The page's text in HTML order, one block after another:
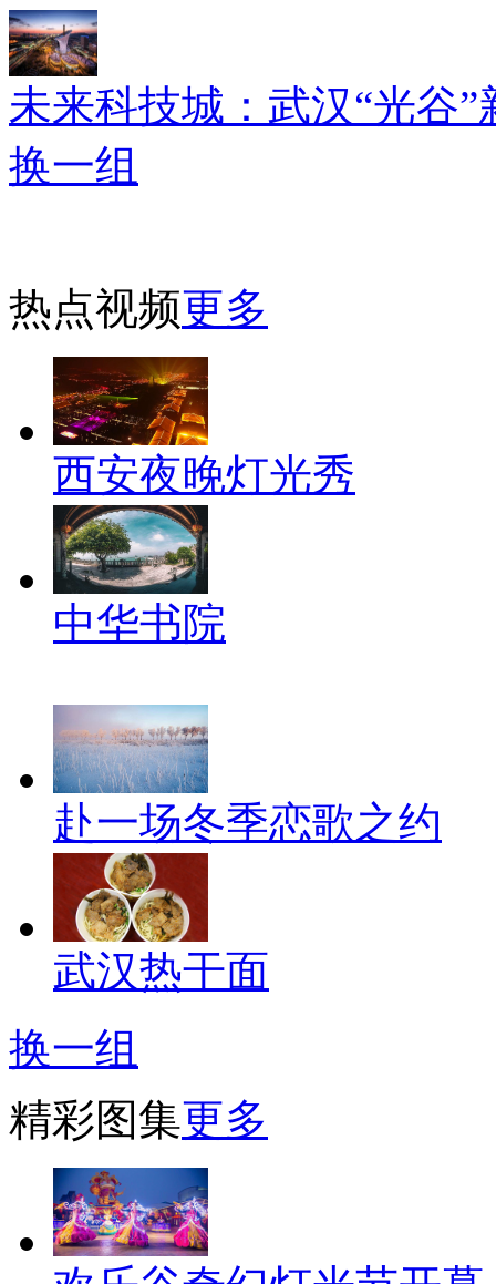
未来科技城：武汉“光谷”
换一组
热点视频更多
西安夜晚灯光秀
中华书院
赴一场冬季恋歌之约
武汉热干面
换一组
精彩图集更多